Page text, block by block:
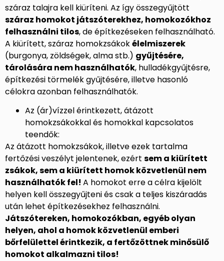
száraz talajra kell kiüríteni. Az így összegyűjtött
száraz homokot játszóterekhez, homokozókhoz
felhasználni tilos, de építkezéseken felhasználható.
A kiürített, száraz homokzsákokélelmiszerek
(burgonya, zöldségek, alma stb.) gyűjtésére,
tárolására nem használhatók, hulladékgyűjtésre,
építkezési törmelék gyűjtésére, illetve hasonló
célokra azonban felhasználhatók.
Az (ár)vízzel érintkezett, átázott
homokzsákokkal és homokkal kapcsolatos
teendők:
Az átázott homokzsákok, illetve ezek tartalma
fertőzési veszélyt jelentenek, ezért sem a kiürített
zsákok, sem a kiürített homok közvetlenül nem
használhatók fel! A homokot erre a célra kijelölt
helyen kell összegyűjteni és csak a teljes kiszáradás
után lehet építkezésekhez felhasználni.
Játszótereken, homokozókban, egyéb olyan
helyen, ahol a homok közvetlenül emberi
bőrfelülettel érintkezik, a fertőzöttnek minősülő
homokot alkalmazni tilos!